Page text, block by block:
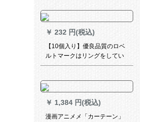
ーシリーズシリーズシリーズ
シリーズシリーズシリーズシ
リーズシリーズシリーズシリ
ーズシリーズシリーズシリー
ズシリーズシリーズシリーズ
手に連絡する
￥ 232 円(税込)
【10個入り】優良品質のロベ
ルトマークはリングをしてい
ます。ニバサルションは大径
輪カーリングリングです。重
さは44 mmです。大口径の吊
り輪は10個入ります。
￥ 1,384 円(税込)
漫画アニメメ「カーテーン」